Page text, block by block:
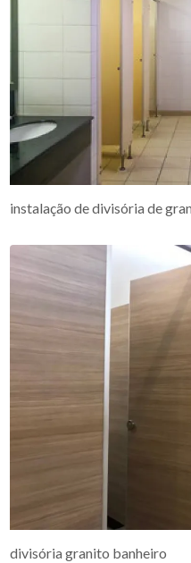
instalação de divisória de
divisória granito banheiro